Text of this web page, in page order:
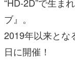
ブ』。
2019年以来とな
日に開催！